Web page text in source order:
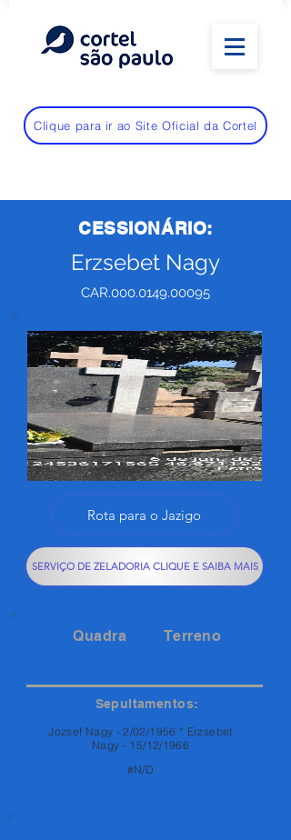
Clique para ir ao Site Oficial da Cortel
CESSIONÁRIO:
Erzsebet Nagy
CAR.000.0149.00095
Rota para o Jazigo
SERVIÇO DE ZELADORIA CLIQUE E SAIBA MAIS
Quadra Terreno
Sepultamentos:
Jozsef Nagy - 2/02/1956 * Erzsebet
Nagy - 15/12/1966
#N/D